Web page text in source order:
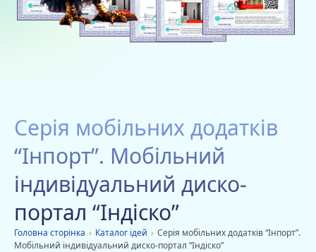
Благодійність
Оголошення
Серія мобільних додатків
“Інпорт”. Мобільний
індивідуальний диско-
портал “Індіско”
Головна сторiнка › Каталог ідей › Серія мобільних додатків “Інпорт”.
Мобільний індивідуальний диско-портал “Індіско”